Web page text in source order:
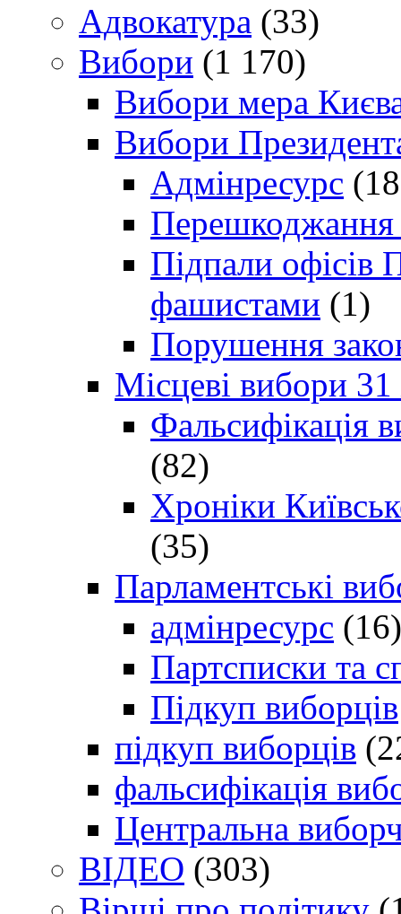
Адвокатура (33)
Вибори (1 170)
Вибори мера
Вибори
Адмінресурс
Перешкоджання
Підпали офісів
фашистами (1)
Порушення
Місцеві вибори
Фальсифікація
(82)
Хроніки
(35)
Парламентські
адмінресурс (16)
Партсписки та
Підкуп виборців
підкуп виборців
фальсифікація
Центральна
ВІДЕО (303)